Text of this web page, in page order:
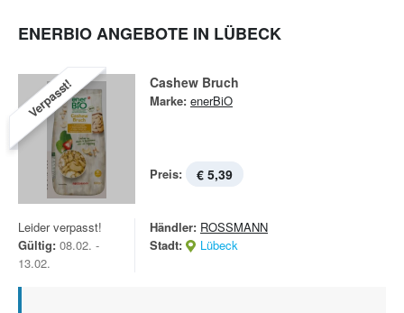
ENERBIO ANGEBOTE IN LÜBECK
Verpasst! Cashew Bruch
Marke: enerBiO
Preis: € 5,39
Leider verpasst!
Gültig: 08.02. -
13.02.
Händler: ROSSMANN
Stadt:
Lübeck